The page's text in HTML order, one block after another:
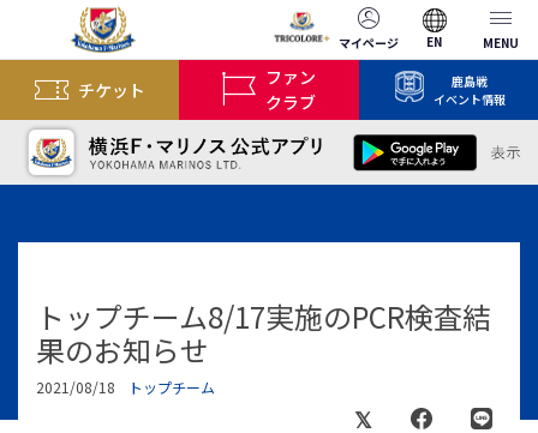
マイページ EN MENU
チケット
ファン
クラブ
鹿島戦
イベント情報
トップチーム8/17実施のPCR検査結
果のお知らせ
2021/08/18 トップチーム